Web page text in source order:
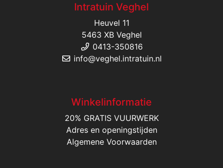
Intratuin Veghel
Heuvel 11
5463 XB Veghel
0413-350816
info@veghel.intratuin.nl
Winkelinformatie
20% GRATIS VUURWERK
Adres en openingstijden
Algemene Voorwaarden